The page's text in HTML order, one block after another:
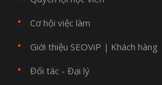
Cơ hội việc làm
Giới thiệu SEOViP | Khách hàng
Đối tác - Đại lý